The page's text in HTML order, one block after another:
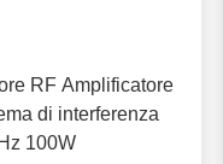
RF Amplificatore
di interferenza
100W